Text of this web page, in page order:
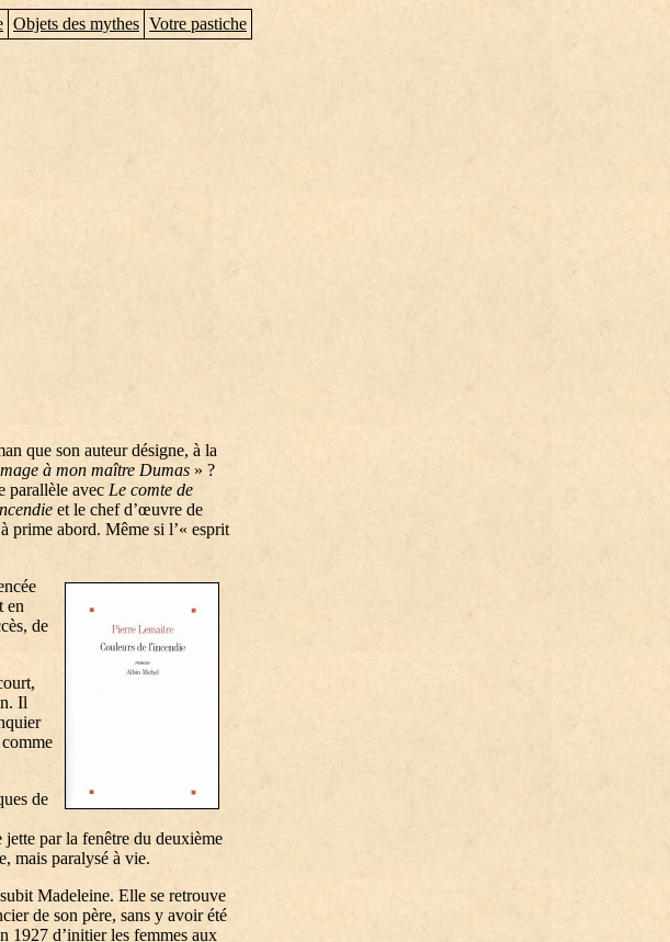
Objets des mythes Votre pastiche
que son auteur désigne, à la
à mon maître Dumas » ?
parallèle avec Le comte de
et le chef d’œuvre de
prime abord. Même si l’« esprit
en
de
Il
de
par la fenêtre du deuxième
mais paralysé à vie.
Madeleine. Elle se retrouve
de son père, sans y avoir été
1927 d’initier les femmes aux